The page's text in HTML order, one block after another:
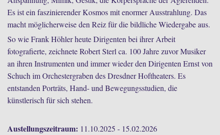
Es ist ein faszinierender Kosmos mit enormer Ausstrahlung. Das
macht möglicherweise den Reiz für die bildliche Wiedergabe aus.
So wie Frank Höhler heute Dirigenten bei ihrer Arbeit
fotografierte, zeichnete Robert Sterl ca. 100 Jahre zuvor Musiker
an ihren Instrumenten und immer wieder den Dirigenten Ernst von
Schuch im Orchestergraben des Dresdner Hoftheaters. Es
entstanden Porträts, Hand- und Bewegungsstudien, die
künstlerisch für sich stehen.
Austellungszeitraum: 11.10.2025 - 15.02.2026